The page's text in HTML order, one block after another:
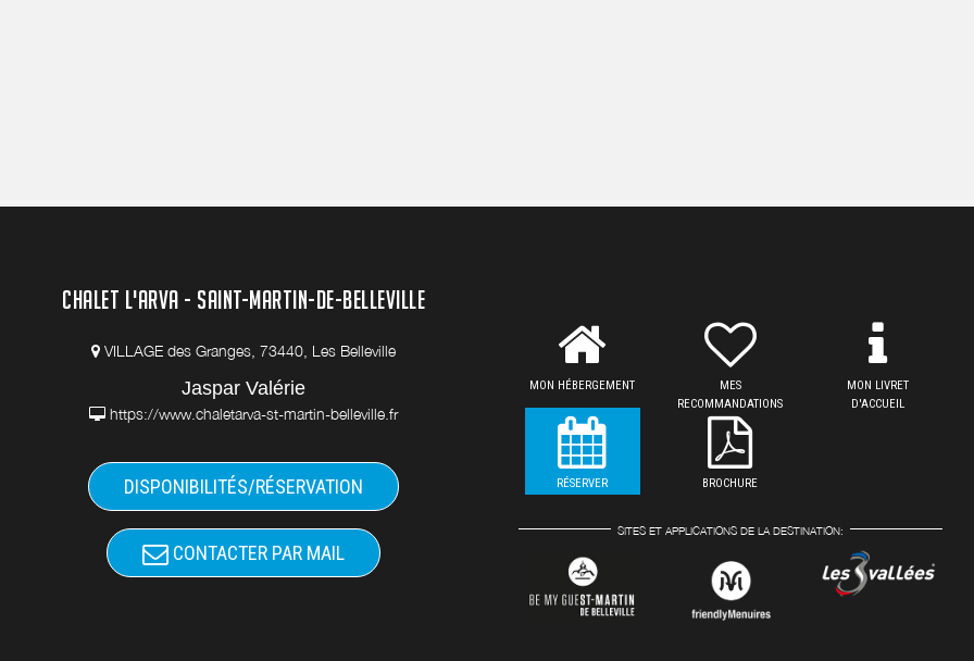
CHALET L'ARVA - SAINT-MARTIN-DE-BELLEVILLE
VILLAGE des Granges, 73440, Les Belleville
Jaspar Valérie
https://www.chaletarva-st-martin-belleville.fr
DISPONIBILITÉS/RÉSERVATION
CONTACTER PAR MAIL
MON HÉBERGEMENT
MES
RECOMMANDATIONS
MON LIVRET
D'ACCUEIL
RÉSERVER BROCHURE
SITES ET APPLICATIONS DE LA DESTINATION: